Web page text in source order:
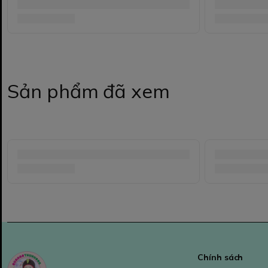
Sản phẩm đã xem
Chính sách